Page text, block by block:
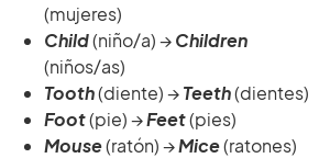
(mujeres)
Child(niño/a) →Children
(niños/as)
Tooth(diente) →Teeth(dientes)
Foot(pie) →Feet(pies)
Mouse(ratón) →Mice(ratones)